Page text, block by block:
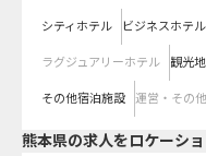
シティホテル ビジネスホテル
ラグジュアリーホテル 観光
その他宿泊施設 運営・その他
熊本県の求人をロケーシ